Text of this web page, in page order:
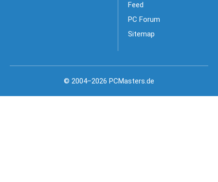
Feed
PC Forum
Sitemap
© 2004–2026 PCMasters.de